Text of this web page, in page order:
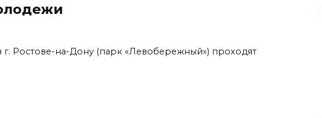
г. Ростове-на-Дону (парк «Левобережный») проходят